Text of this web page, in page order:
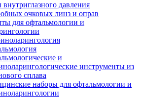
давления
очковых линз и оправ
для офтальмологии и
и
инструменты из
сплава
наборы для офтальмологии и